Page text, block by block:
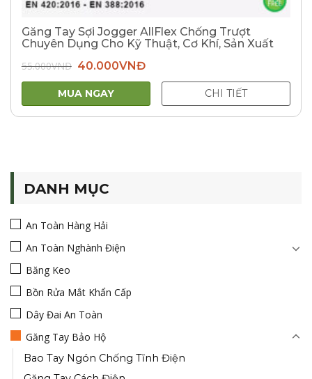
Găng Tay Sợi Jogger AllFlex Chống Trượt
Chuyên Dụng Cho Kỹ Thuật, Cơ Khí, Sản Xuất
55.000VNĐ Giá
gốc
là:
55.000VNĐ.
40.000VNĐGiá
tại
MUA NGAY CHI TIẾT
DANH MỤC
An Toàn Hàng Hải
An Toàn Nghành Điện
Băng Keo
Bồn Rửa Mắt Khẩn Cấp
Dây Đai An Toàn
Găng Tay Bảo Hộ
Bao Tay Ngón Chống Tĩnh Điện